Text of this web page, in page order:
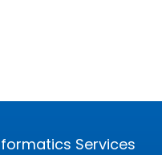
Services